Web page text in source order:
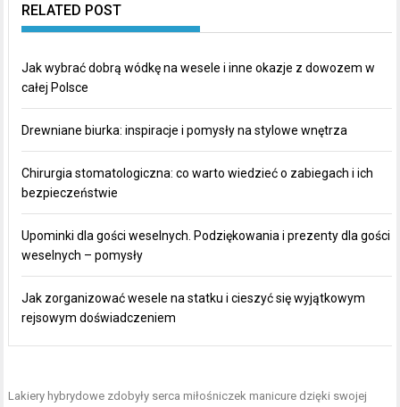
RELATED POST
Jak wybrać dobrą wódkę na wesele i inne okazje z dowozem w
całej Polsce
Drewniane biurka: inspiracje i pomysły na stylowe wnętrza
Chirurgia stomatologiczna: co warto wiedzieć o zabiegach i ich
bezpieczeństwie
Upominki dla gości weselnych. Podziękowania i prezenty dla gości
weselnych – pomysły
Jak zorganizować wesele na statku i cieszyć się wyjątkowym
rejsowym doświadczeniem
Lakiery hybrydowe zdobyły serca miłośniczek manicure dzięki swojej